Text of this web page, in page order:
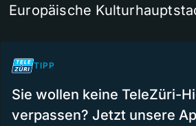
Europäische
TIPP
Sie wollen keine TeleZüri-
verpassen? Jetzt unsere